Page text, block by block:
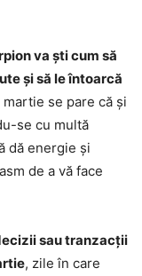
va ști cum să
și să le întoarcă
se pare că și
se cu multă
dă energie și
de a vă face
sau tranzacții
, zile în care